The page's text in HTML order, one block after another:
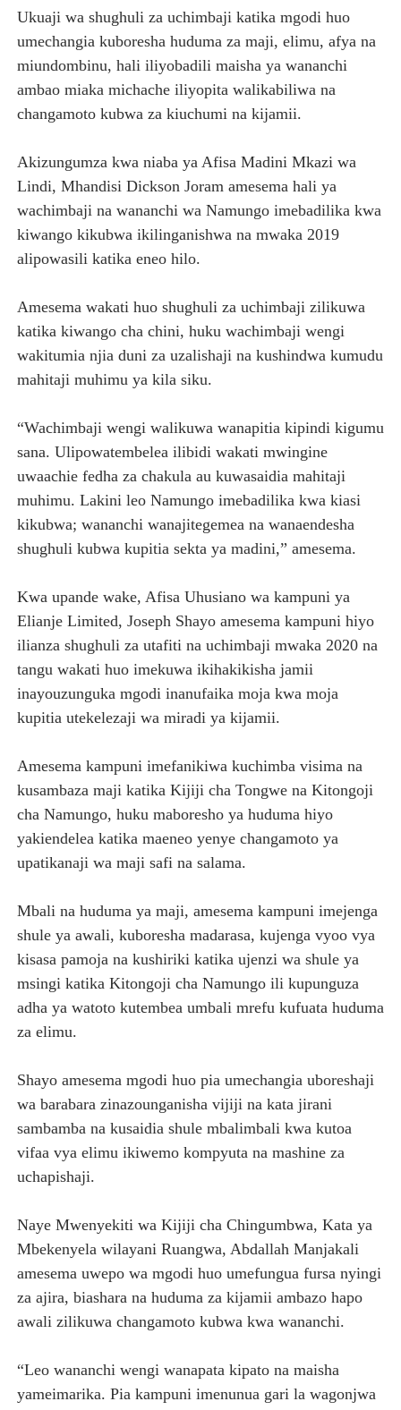
Ukuaji wa shughuli za uchimbaji katika mgodi huo
umechangia kuboresha huduma za maji, elimu, afya na
miundombinu, hali iliyobadili maisha ya wananchi
ambao miaka michache iliyopita walikabiliwa na
changamoto kubwa za kiuchumi na kijamii.
Akizungumza kwa niaba ya Afisa Madini Mkazi wa
Lindi, Mhandisi Dickson Joram amesema hali ya
wachimbaji na wananchi wa Namungo imebadilika kwa
kiwango kikubwa ikilinganishwa na mwaka 2019
alipowasili katika eneo hilo.
Amesema wakati huo shughuli za uchimbaji zilikuwa
katika kiwango cha chini, huku wachimbaji wengi
wakitumia njia duni za uzalishaji na kushindwa kumudu
mahitaji muhimu ya kila siku.
“Wachimbaji wengi walikuwa wanapitia kipindi kigumu
sana. Ulipowatembelea ilibidi wakati mwingine
uwaachie fedha za chakula au kuwasaidia mahitaji
muhimu. Lakini leo Namungo imebadilika kwa kiasi
kikubwa; wananchi wanajitegemea na wanaendesha
shughuli kubwa kupitia sekta ya madini,” amesema.
Kwa upande wake, Afisa Uhusiano wa kampuni ya
Elianje Limited, Joseph Shayo amesema kampuni hiyo
ilianza shughuli za utafiti na uchimbaji mwaka 2020 na
tangu wakati huo imekuwa ikihakikisha jamii
inayouzunguka mgodi inanufaika moja kwa moja
kupitia utekelezaji wa miradi ya kijamii.
Amesema kampuni imefanikiwa kuchimba visima na
kusambaza maji katika Kijiji cha Tongwe na Kitongoji
cha Namungo, huku maboresho ya huduma hiyo
yakiendelea katika maeneo yenye changamoto ya
upatikanaji wa maji safi na salama.
Mbali na huduma ya maji, amesema kampuni imejenga
shule ya awali, kuboresha madarasa, kujenga vyoo vya
kisasa pamoja na kushiriki katika ujenzi wa shule ya
msingi katika Kitongoji cha Namungo ili kupunguza
adha ya watoto kutembea umbali mrefu kufuata huduma
za elimu.
Shayo amesema mgodi huo pia umechangia uboreshaji
wa barabara zinazounganisha vijiji na kata jirani
sambamba na kusaidia shule mbalimbali kwa kutoa
vifaa vya elimu ikiwemo kompyuta na mashine za
uchapishaji.
Naye Mwenyekiti wa Kijiji cha Chingumbwa, Kata ya
Mbekenyela wilayani Ruangwa, Abdallah Manjakali
amesema uwepo wa mgodi huo umefungua fursa nyingi
za ajira, biashara na huduma za kijamii ambazo hapo
awali zilikuwa changamoto kubwa kwa wananchi.
“Leo wananchi wengi wanapata kipato na maisha
yameimarika. Pia kampuni imenunua gari la wagonjwa